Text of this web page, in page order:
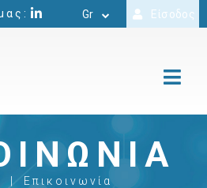
Είσοδος
Gr
| Επικοινωνία